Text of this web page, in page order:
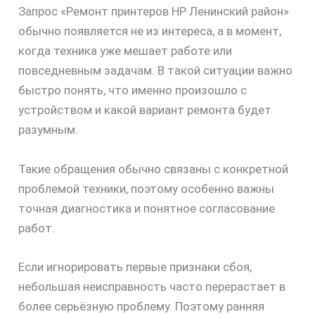
Запрос «Ремонт принтеров HP Ленинский район»
обычно появляется не из интереса, а в момент,
когда техника уже мешает работе или
повседневным задачам. В такой ситуации важно
быстро понять, что именно произошло с
устройством и какой вариант ремонта будет
разумным.
Такие обращения обычно связаны с конкретной
проблемой техники, поэтому особенно важны
точная диагностика и понятное согласование
работ.
Если игнорировать первые признаки сбоя,
небольшая неисправность часто перерастает в
более серьёзную проблему. Поэтому ранняя